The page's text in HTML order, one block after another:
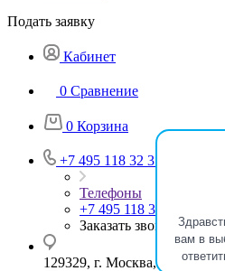
вам в
Подать заявку
Кабинет
0 Сравнение
0 Корзина
+7 495 118 32 37
Телефоны
+7 495 118 32 37
Заказать звонок
129329, г. Москва, ул.